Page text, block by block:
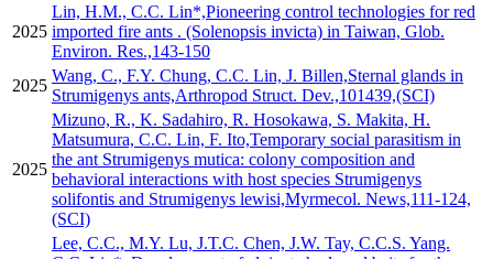
2025
Lin, H.M., C.C. Lin*,Pioneering control technologies for red
imported fire ants . (Solenopsis invicta) in Taiwan, Glob.
Environ. Res.,143-150
2025
Wang, C., F.Y. Chung, C.C. Lin, J. Billen,Sternal glands in
Strumigenys ants,Arthropod Struct. Dev.,101439,(SCI)
2025
Mizuno, R., K. Sadahiro, R. Hosokawa, S. Makita, H.
Matsumura, C.C. Lin, F. Ito,Temporary social parasitism in
the ant Strumigenys mutica: colony composition and
behavioral interactions with host species Strumigenys
solifontis and Strumigenys lewisi,Myrmecol. News,111-124,
(SCI)
Lee, C.C., M.Y. Lu, J.T.C. Chen, J.W. Tay, C.C.S. Yang.